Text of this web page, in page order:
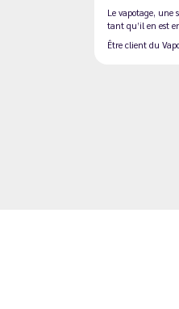
Le vapotage, une
tant qu’il en est
Être client du